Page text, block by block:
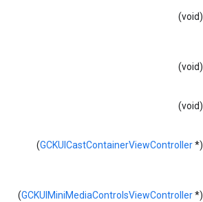
(void)
(void)
(void)
(GCKUICastContainerViewController*)
(GCKUIMiniMediaControlsViewController*)